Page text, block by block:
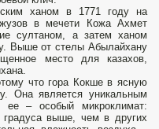
ханом в 1771 году на
в мечети Кожа Ахмет
султаном, а затем ханом
Выше от стелы Абылайхану
место для казахов,
что гора Кокше в ясную
Она является уникальным
ее – особый микроклимат:
выше, чем в других